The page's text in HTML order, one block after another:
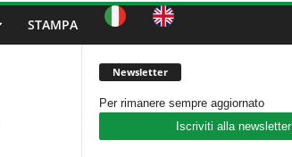
STAMPA
Newsletter
Per rimanere sempre aggiornato
Iscriviti alla newsletter